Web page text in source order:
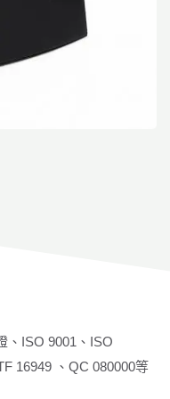
、ISO 9001、ISO
16949 、QC 080000等